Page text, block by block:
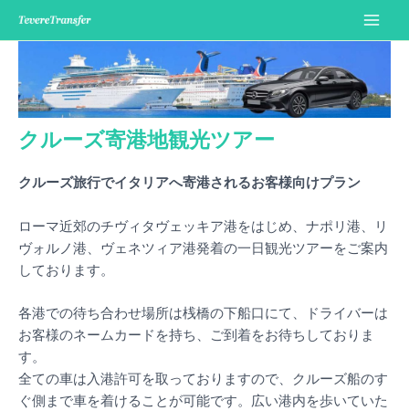
Main
クルーズ寄港地観光ツアー
クルーズ旅行でイタリアへ寄港されるお客様向けプラン
ローマ近郊のチヴィタヴェッキア港をはじめ、ナポリ港、リ
ヴォルノ港、ヴェネツィア港発着の一日観光ツアーをご案内
しております。
各港での待ち合わせ場所は桟橋の下船口にて、ドライバーは
お客様のネームカードを持ち、ご到着をお待ちしておりま
す。
全ての車は入港許可を取っておりますので、クルーズ船のす
ぐ側まで車を着けることが可能です。広い港内を歩いていた